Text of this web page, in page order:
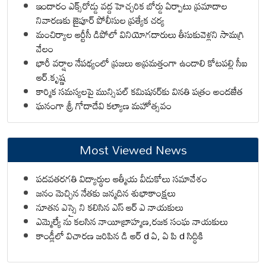
ఇందారం ఎక్స్‌రోడ్డు వద్ద హెచ్చరిక బోర్డు ఏర్పాటు ప్రమాదాల
నివారణకు జైపూర్ పోలీసుల ప్రత్యేక చర్య
మంచిర్యాల ఆర్టీసీ డిపోలో వినియోగదారులు తీసుకువెళ్లని సామగ్రి
వేలం
భారీ వర్షాల నేపథ్యంలో ప్రజలు అప్రమత్తంగా ఉండాలి కోటపల్లి సీఐ
ఆర్.కృష్ణ
కార్మిక సమస్యలపై మున్సిపల్ కమిషనర్‌కు వినతి పత్రం అందజేత
ఘనంగా శ్రీ గోదాదేవి కల్యాణ మహోత్సవం
Most Viewed News
పదవతరగతి విద్యార్థుల ఆత్మీయ వీడుకోలు సమావేశం
జనం మెచ్చిన నేతకు జన్మదిన శుభాకాంక్షలు
నూతన ఎస్సై ని కలిసిన ఎస్ ఆర్ ఎ నాయకులు
ఎమ్మెల్యే ను కలసిన నాయీబ్రాహ్మణ,రజక సంఘ నాయకులు
కాండ్లీలో విచారణ జరిపిన డి ఆర్ d ఏ, ఏ పి d సిద్ధికి